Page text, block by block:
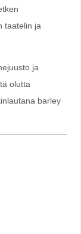
taatelin ja
ja
olutta
barley